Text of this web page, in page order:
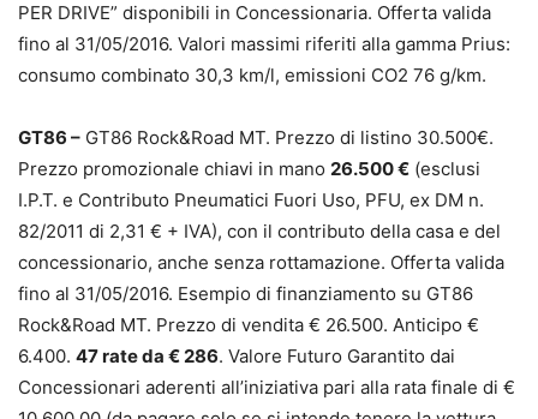
PER DRIVE” disponibili in Concessionaria. Offerta valida
fino al 31/05/2016. Valori massimi riferiti alla gamma Prius:
consumo combinato 30,3 km/l, emissioni CO2 76 g/km.
GT86 – GT86 Rock&Road MT. Prezzo di listino 30.500€.
Prezzo promozionale chiavi in mano 26.500 € (esclusi
I.P.T. e Contributo Pneumatici Fuori Uso, PFU, ex DM n.
82/2011 di 2,31 € + IVA), con il contributo della casa e del
concessionario, anche senza rottamazione. Offerta valida
fino al 31/05/2016. Esempio di finanziamento su GT86
Rock&Road MT. Prezzo di vendita € 26.500. Anticipo €
6.400. 47 rate da € 286. Valore Futuro Garantito dai
Concessionari aderenti all’iniziativa pari alla rata finale di €